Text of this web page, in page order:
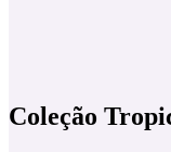
Coleção